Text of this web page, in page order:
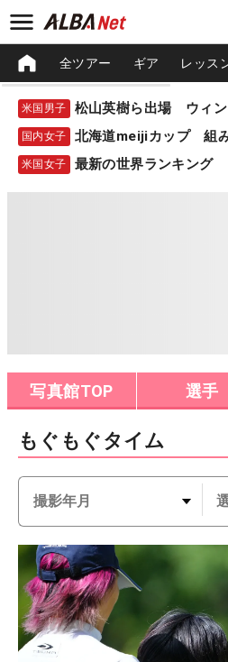
全ツアー ギア レッス
米国男子 松山英樹ら出場 ウィン
国内女子 北海道meijiカップ 組
米国女子 最新の世界ランキング
写真館TOP 選手
もぐもぐタイム